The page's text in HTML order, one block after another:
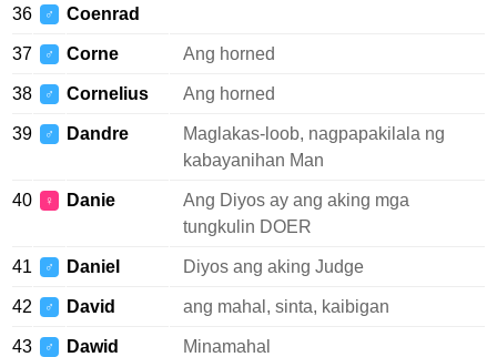
36 ♂ Coenrad
37 ♂ Corne Ang horned
38 ♂ Cornelius Ang horned
39 ♂ Dandre
Maglakas-loob, nagpapakilala ng
kabayanihan Man
40 ♀ Danie
Ang Diyos ay ang aking mga
tungkulin DOER
41 ♂ Daniel Diyos ang aking Judge
42 ♂ David ang mahal, sinta, kaibigan
43 ♂ Dawid Minamahal